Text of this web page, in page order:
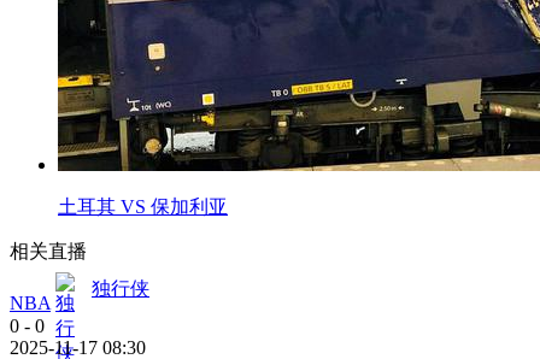
土耳其 VS 保加利亚
相关直播
NBA
独行侠
0 - 0
2025-11-17 08:30